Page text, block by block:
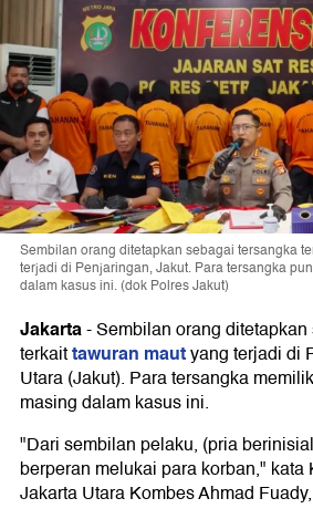
Sembilan orang ditetapkan sebagai tersangka
terjadi di Penjaringan, Jakut. Para tersangka
dalam kasus ini. (dok Polres Jakut)
Jakarta-Sembilan orang
terkaittawuran mautyang terjadi di
Utara (Jakut). Para tersangka
masing dalam kasus ini.
"Dari sembilan pelaku, (pria
berperan melukai para korban," kata
Jakarta Utara Kombes Ahmad